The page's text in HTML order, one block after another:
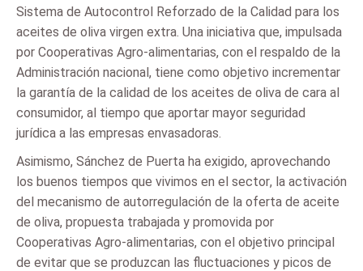
Sistema de Autocontrol Reforzado de la Calidad para los
aceites de oliva virgen extra. Una iniciativa que, impulsada
por Cooperativas Agro-alimentarias, con el respaldo de la
Administración nacional, tiene como objetivo incrementar
la garantía de la calidad de los aceites de oliva de cara al
consumidor, al tiempo que aportar mayor seguridad
jurídica a las empresas envasadoras.
Asimismo, Sánchez de Puerta ha exigido, aprovechando
los buenos tiempos que vivimos en el sector, la activación
del mecanismo de autorregulación de la oferta de aceite
de oliva, propuesta trabajada y promovida por
Cooperativas Agro-alimentarias, con el objetivo principal
de evitar que se produzcan las fluctuaciones y picos de